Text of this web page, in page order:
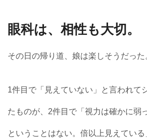
眼科は、相性も大切。
その日の帰り道、娘は楽しそうだった
1件目で「見えていない」と言われて
たものが、2件目で「視力は確かに弱
ということはない。倍以上見えてい